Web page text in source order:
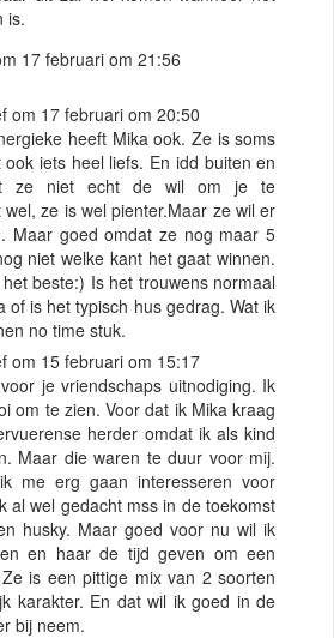
is.
17 februari om 21:56
om 17 februari om 20:50
heeft Mika ook. Ze is soms
iets heel liefs. En idd buiten en
ze niet echt de wil om je te
ze is wel pienter.Maar ze wil er
Maar goed omdat ze nog maar 5
niet welke kant het gaat winnen.
beste:) Is het trouwens normaal
of is het typisch hus gedrag. Wat ik
no time stuk.
om 15 februari om 15:17
je vriendschaps uitnodiging. Ik
om te zien. Voor dat ik Mika kraag
herder omdat ik als kind
Maar die waren te duur voor mij.
me erg gaan interesseren voor
al wel gedacht mss in de toekomst
husky. Maar goed voor nu wil ik
en haar de tijd geven om een
is een pittige mix van 2 soorten
karakter. En dat wil ik goed in de
bij neem.